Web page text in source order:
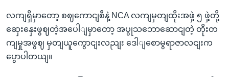
လကျရှိမှာတော့ စဈကောငျစီနဲ့ NCA လကျမှတျထိုးအဖှဲ့ ၅ ဖှဲ့တို့
ဆှေးနှေးဖွဈတဲ့အပေါျမှာတော့ အပွုသဘောဆောငျတဲ့ တိုးတ
ကျမှုအဖွဈ မှတျယူကွောငျးလညျး ဒေါျစောမွရာဇာလငျးက
ပွောပါတယျ။